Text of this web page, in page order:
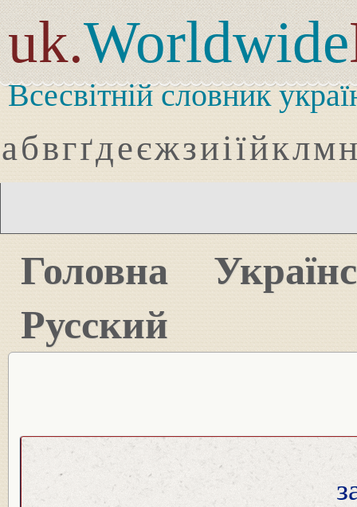
uk.Worldwide
Всесвітній словник
абвгґдеєжзиіїйклмн
Головна
Русский